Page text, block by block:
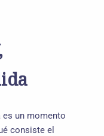
un momento
consiste el